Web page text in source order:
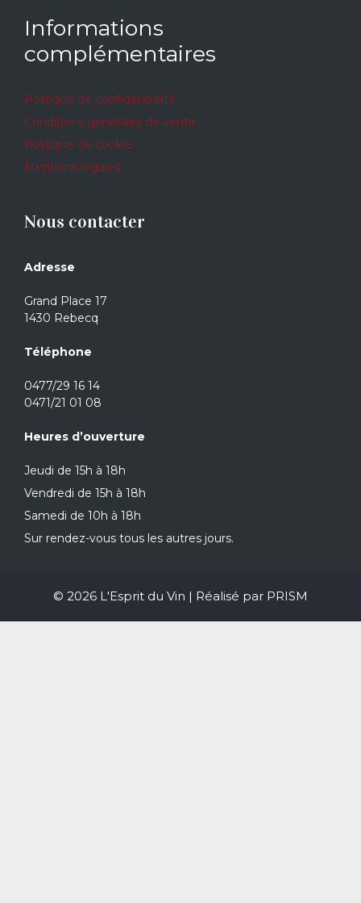
Informations
complémentaires
Politique de confidentialité
Conditions générales de vente
Politique de cookie
Mentions légales
Nous contacter
Adresse
Grand Place 17
1430 Rebecq
Téléphone
0477/29 16 14
0471/21 01 08
Heures d’ouverture
Jeudi de 15h à 18h
Vendredi de 15h à 18h
Samedi de 10h à 18h
Sur rendez-vous tous les autres jours.
© 2026 L'Esprit du Vin | Réalisé par PRISM